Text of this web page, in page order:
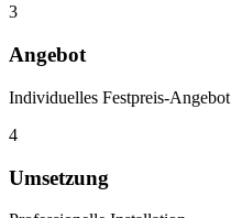
3
Angebot
Individuelles Festpreis-Angebot
4
Umsetzung